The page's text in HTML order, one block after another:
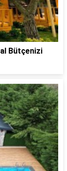
Bütçenizi